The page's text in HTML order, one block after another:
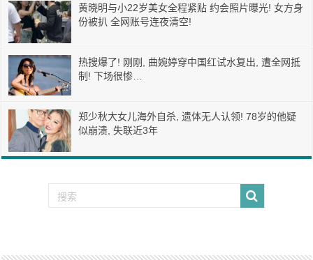
黄晓明与小22岁美女全程紧贴 约会照片曝光! 女方身
份被扒 全网账号连夜清空!
热搜爆了! 刚刚, 曲婉婷穿中国红试水复出, 遭全网抵
制! 下场很惨…
郑少秋大女儿海外自杀, 遗体无人认领! 78岁的他疑
似崩溃, 失联近3年